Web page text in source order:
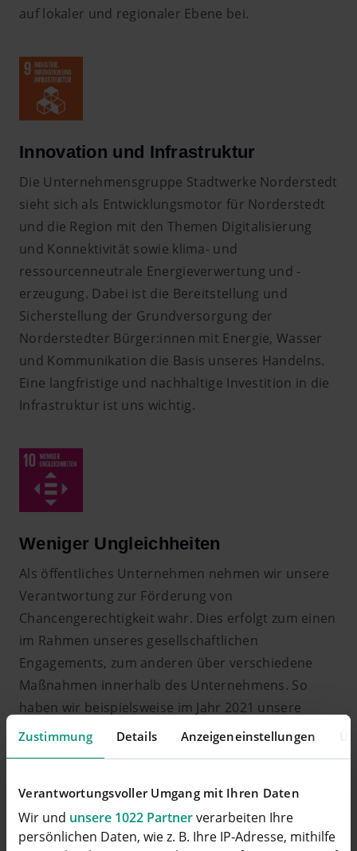
Zustimmung Details Anzeigeneinstellungen
Verantwortungsvoller Umgang mit Ihren Daten
Wir und unsere 1022 Partnerverarbeiten Ihre
persönlichen Daten, wie z. B. Ihre IP-Adresse, mithilfe
auf lokaler und regionaler Ebene bei.
Innovation und Infrastruktur
Die Unternehmensgruppe Stadtwerke Norderstedt
sieht sich als Entwicklungsmotor für Norderstedt
und die Region mit den Themen Digitalisierung
und Konnektivität sowie klima- und
ressourcenneutrale Energieverwertung und -
erzeugung. Dabei ist die Bereitstellung und
Sicherstellung der Grundversorgung der
Norderstedter Bürger:innen mit Energie, Wasser
und Kommunikation die Basis unseres Handelns.
Eine langfristige und nachhaltige Investition in die
Infrastruktur ist uns wichtig.
Weniger Ungleichheiten
Als öffentliches Unternehmen nehmen wir unsere
Verantwortung zur Förderung von
Chancengerechtigkeit wahr. Dies erfolgt zum einen
im Rahmen unseres gesellschaftlichen
Engagements, zum anderen über verschiedene
Maßnahmen innerhalb des Unternehmens. So
haben wir beispielsweise im Jahr 2021 unsere
Maßnahmen zur Gleichstellung von Frauen und